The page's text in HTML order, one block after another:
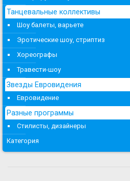
Танцевальные коллективы
Шоу балеты, варьете
Эротические шоу, стриптиз
Хореографы
Травести-шоу
Звезды Евровидения
Евровидение
Разные программы
Стилисты, дизайнеры
Категория